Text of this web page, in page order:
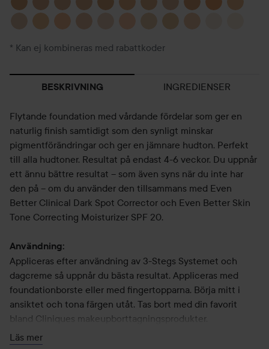
* Kan ej kombineras med rabattkoder
BESKRIVNING INGREDIENSER
Flytande foundation med vårdande fördelar som ger en
naturlig finish samtidigt som den synligt minskar
pigmentförändringar och ger en jämnare hudton. Perfekt
till alla hudtoner. Resultat på endast 4-6 veckor. Du uppnår
ett ännu bättre resultat – som även syns när du inte har
den på – om du använder den tillsammans med Even
Better Clinical Dark Spot Corrector och Even Better Skin
Tone Correcting Moisturizer SPF 20.
Användning:
Appliceras efter användning av 3-Stegs Systemet och
dagcreme så uppnår du bästa resultat. Appliceras med
foundationborste eller med fingertopparna. Börja mitt i
ansiktet och tona färgen utåt. Tas bort med din favorit
bland Cliniques makeupborttagningsprodukter.
30 ml
Läs mer